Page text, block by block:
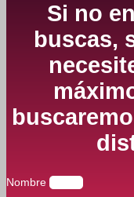
Si no
buscas,
Nombre